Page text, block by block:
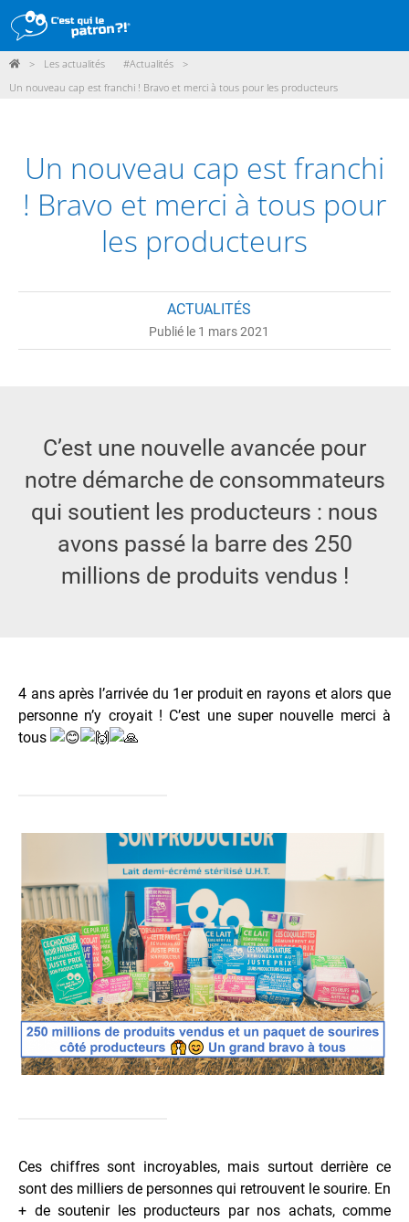
DÉMARCHE
PARTICIPER
ACTUALITÉS
> Les actualités #Actualités
>
Un nouveau cap est franchi ! Bravo et merci à tous pour les producteurs
Un nouveau cap est franchi
! Bravo et merci à tous pour
les producteurs
ACTUALITÉS
Publié le 1 mars 2021
C’est une nouvelle avancée pour
notre démarche de consommateurs
qui soutient les producteurs : nous
avons passé la barre des 250
millions de produits vendus !
4 ans après l’arrivée du 1er produit en rayons et alors que
personne n’y croyait ! C’est une super nouvelle merci à
tous
Ces chiffres sont incroyables, mais surtout derrière ce
sont des milliers de personnes qui retrouvent le sourire. En
+ de soutenir les producteurs par nos achats, comme